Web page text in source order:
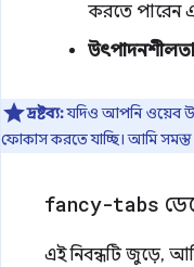
করতে পারেন
উৎপাদনশীলতা
দ্রষ্টব্য:যদিও আপনি ওয়েব
ফোকাস করতে যাচ্ছি। আমি সমস্ত
fancy-tabs
এই নিবন্ধটি জুড়ে,